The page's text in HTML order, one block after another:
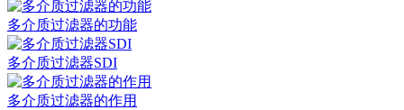
多介质过滤器的功能
多介质过滤器SDI
多介质过滤器的作用